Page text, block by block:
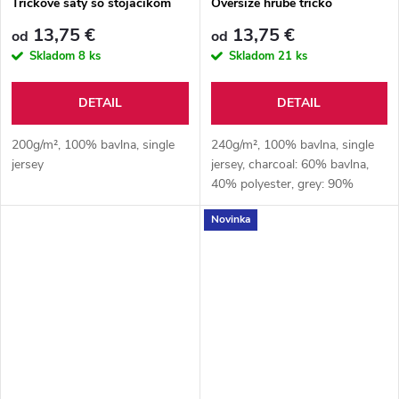
od 13,75 €
Skladom 8 ks
DETAIL
200g/m², 100% bavlna, single
jersey
od 13,75 €
Skladom 21 ks
DETAIL
240g/m², 100% bavlna, single
jersey, charcoal: 60% bavlna,
40% polyester, grey: 90%
bavlna, 10% viskóza
Novinka